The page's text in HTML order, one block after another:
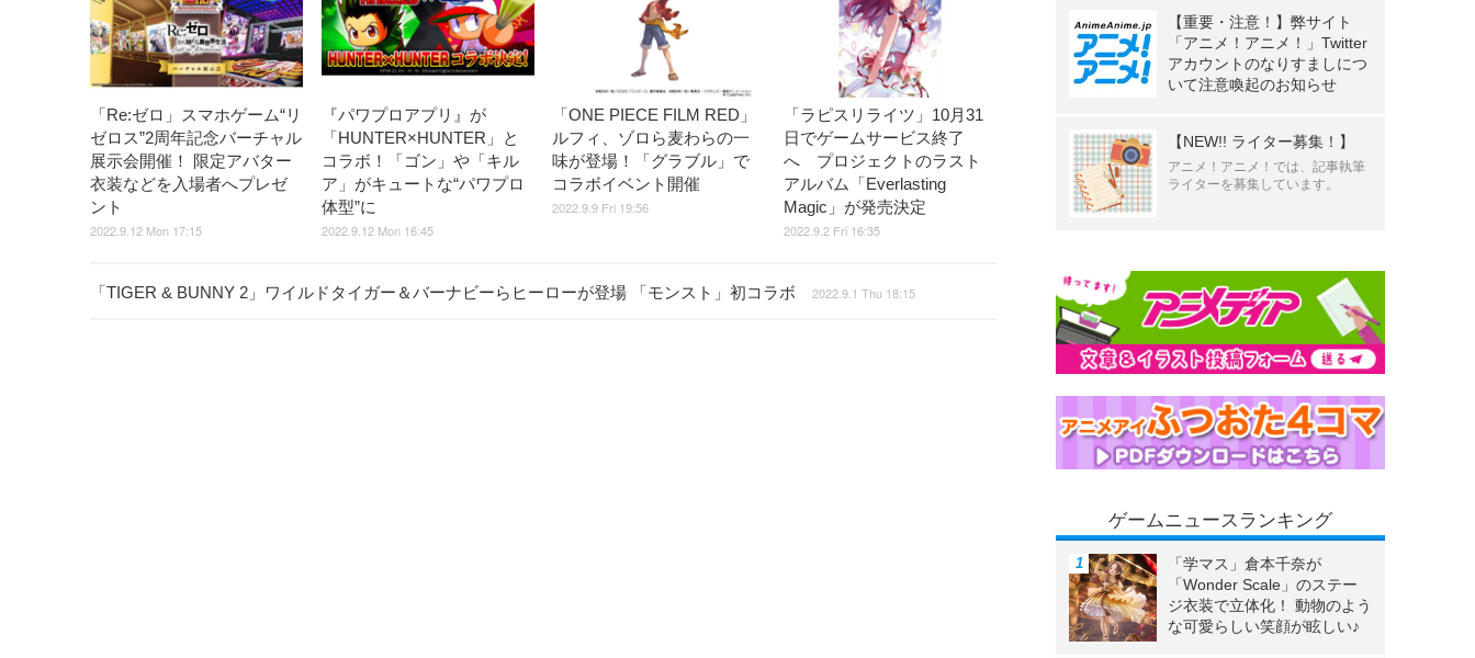
「Re:ゼロ」スマホゲーム“リ
ゼロス”2周年記念バーチャル
展示会開催！ 限定アバター
衣装などを入場者へプレゼ
ント
2022.9.12 Mon 17:15
『パワプロアプリ』が
「HUNTER×HUNTER」と
コラボ！「ゴン」や「キル
ア」がキュートな“パワプロ
体型”に
2022.9.12 Mon 16:45
「ONE PIECE FILM RED」
ルフィ、ゾロら麦わらの一
味が登場！「グラブル」で
コラボイベント開催
2022.9.9 Fri 19:56
「ラピスリライツ」10月31
日でゲームサービス終了
へ プロジェクトのラスト
アルバム「Everlasting
Magic」が発売決定
2022.9.2 Fri 16:35
「TIGER & BUNNY 2」ワイルドタイガー＆バーナビーらヒーローが登場 「モンスト」初コラボ 2022.9.1 Thu 18:15
【重要・注意！】弊サイト
「アニメ！アニメ！」Twitter
アカウントのなりすましにつ
いて注意喚起のお知らせ
【NEW!! ライター募集！】
アニメ！アニメ！では、記事執筆
ライターを募集しています。
ゲームニュースランキング
「学マス」倉本千奈が
「Wonder Scale」のステー
ジ衣装で立体化！ 動物のよう
な可愛らしい笑顔が眩しい♪